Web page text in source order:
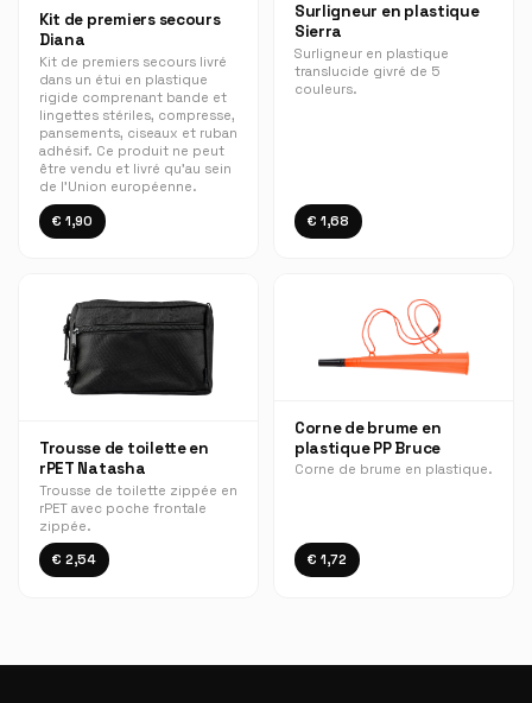
Kit de premiers secours
Diana
Kit de premiers secours livré
dans un étui en plastique
rigide comprenant bande et
lingettes stériles, compresse,
pansements, ciseaux et ruban
adhésif. Ce produit ne peut
être vendu et livré qu'au sein
de l'Union européenne.
€ 1,90
Surligneur en plastique
Sierra
Surligneur en plastique
translucide givré de 5
couleurs.
€ 1,68
Trousse de toilette en
rPET Natasha
Trousse de toilette zippée en
rPET avec poche frontale
zippée.
€ 2,54
Corne de brume en
plastique PP Bruce
Corne de brume en plastique.
€ 1,72